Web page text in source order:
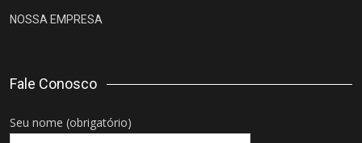
NOSSA EMPRESA
Fale Conosco
Seu nome (obrigatório)